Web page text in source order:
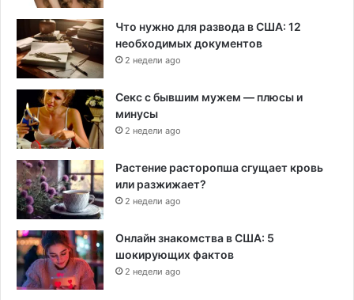
Что нужно для развода в США: 12
необходимых документов
2 недели ago
Секс с бывшим мужем — плюсы и
минусы
2 недели ago
Растение расторопша сгущает кровь
или разжижает?
2 недели ago
Онлайн знакомства в США: 5
шокирующих фактов
2 недели ago